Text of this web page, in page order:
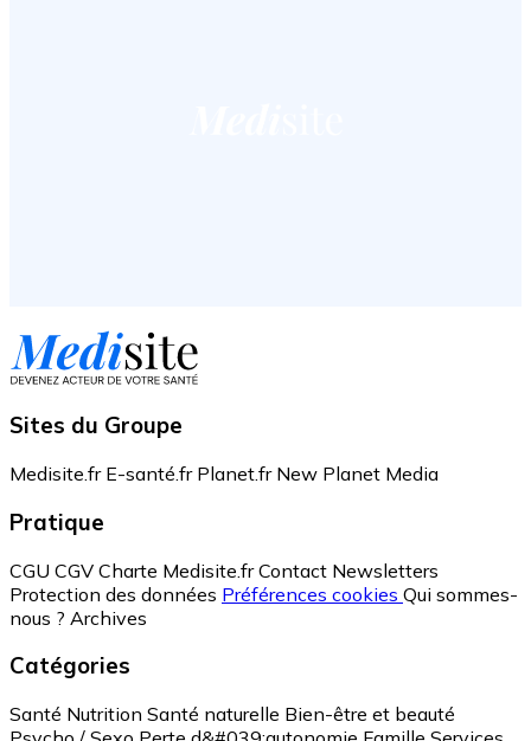
Sites du Groupe
Medisite.fr E-santé.fr Planet.fr New Planet Media
Pratique
CGU CGV Charte Medisite.fr Contact Newsletters
Protection des données Préférences cookies Qui sommes-
nous ? Archives
Catégories
Santé Nutrition Santé naturelle Bien-être et beauté